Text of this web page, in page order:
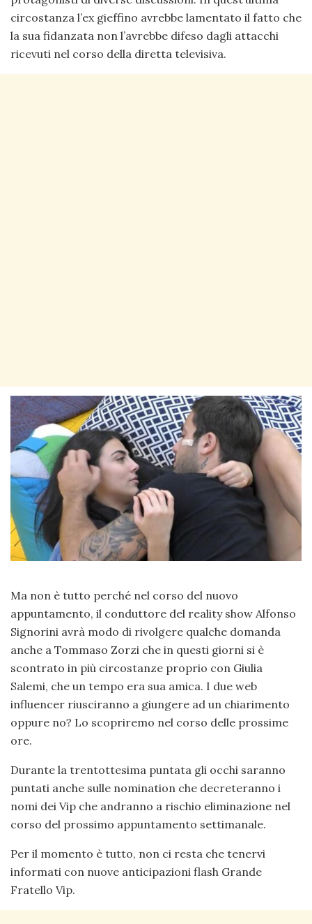
circostanza l’ex gieffino avrebbe lamentato il fatto che
la sua fidanzata non l’avrebbe difeso dagli attacchi
ricevuti nel corso della diretta televisiva.
Ma non è tutto perché nel corso del nuovo
appuntamento, il conduttore del reality show Alfonso
Signorini avrà modo di rivolgere qualche domanda
anche a Tommaso Zorzi che in questi giorni si è
scontrato in più circostanze proprio con Giulia
Salemi, che un tempo era sua amica. I due web
influencer riusciranno a giungere ad un chiarimento
oppure no? Lo scopriremo nel corso delle prossime
ore.
Durante la trentottesima puntata gli occhi saranno
puntati anche sulle nomination che decreteranno i
nomi dei Vip che andranno a rischio eliminazione nel
corso del prossimo appuntamento settimanale.
Per il momento è tutto, non ci resta che tenervi
informati con nuove anticipazioni flash Grande
Fratello Vip.